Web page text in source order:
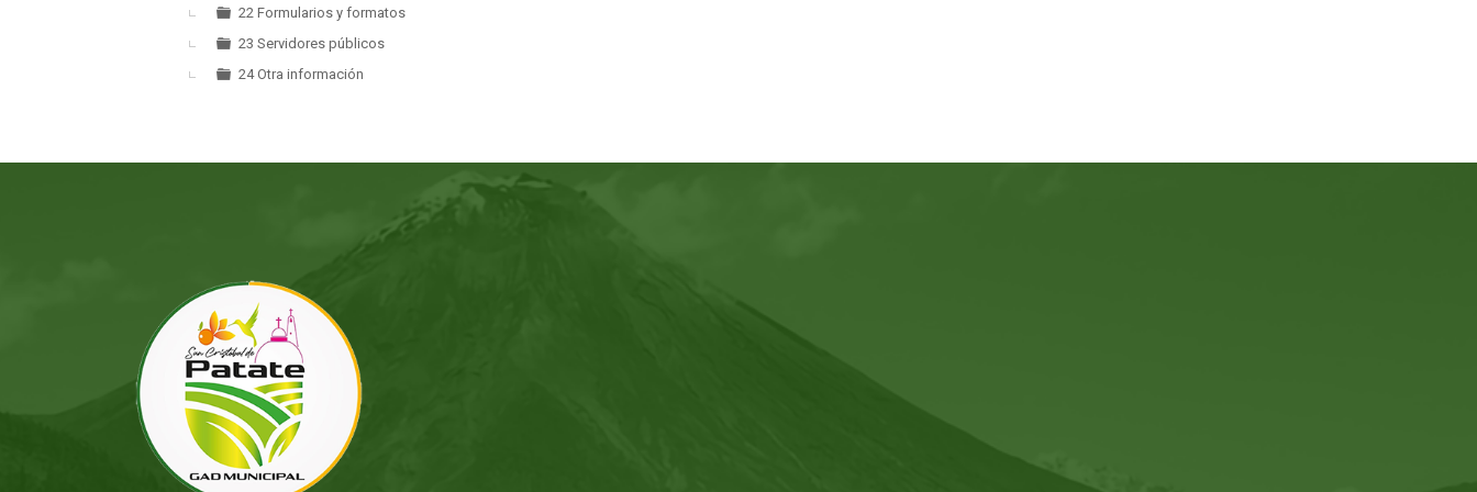
22 Formularios y formatos
23 Servidores públicos
24 Otra información